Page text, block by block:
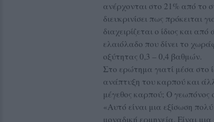
ανέρχονται στο 21% από το
διευκρινίσει πως πρόκειται
διαχειρίζεται ο ίδιος και
ελαιόλαδο που δίνει το
οξύτητας 0,3 – 0,4 βαθμών.
Στο ερώτημα γιατί μέσα στο
ανάπτυξη του καρπού και
μέγεθος καρπού; Ο γεωπόνος
«Αυτό είναι μια εξίσωση
μοναδική ερμηνεία. Είναι